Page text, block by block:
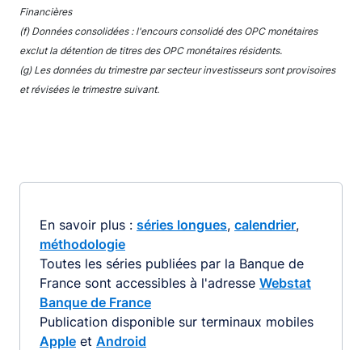
Financières
(f) Données consolidées : l'encours consolidé des OPC monétaires
exclut la détention de titres des OPC monétaires résidents.
(g) Les données du trimestre par secteur investisseurs sont provisoires
et révisées le trimestre suivant.
En savoir plus : séries longues, calendrier,
méthodologie
Toutes les séries publiées par la Banque de
France sont accessibles à l'adresse Webstat
Banque de France
Publication disponible sur terminaux mobiles
Apple et Android